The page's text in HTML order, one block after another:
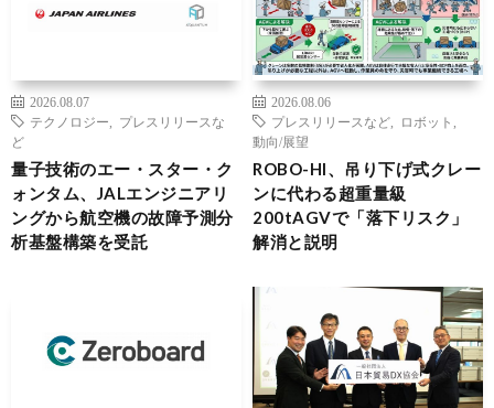
2026.08.07
テクノロジー
プレスリリースな
ど
量子技術のエー・スター・ク
ォンタム、JALエンジニアリ
ングから航空機の故障予測分
析基盤構築を受託
2026.08.06
プレスリリースなど
ロボット
動向/展望
ROBO-HI、吊り下げ式クレー
ンに代わる超重量級
200tAGVで「落下リスク」
解消と説明